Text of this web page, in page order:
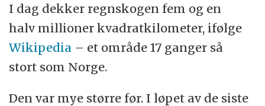
I dag dekker regnskogen fem og en
halv millioner kvadratkilometer, ifølge
Wikipedia – et område 17 ganger så
stort som Norge.
Den var mye større før. I løpet av de siste